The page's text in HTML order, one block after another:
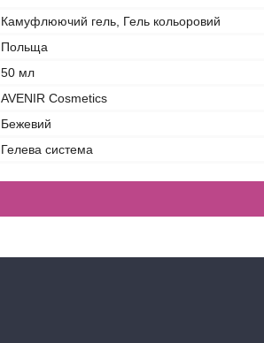
Камуфлюючий гель, Гель кольоровий
Польща
50 мл
AVENIR Cosmetics
Бежевий
Гелева система